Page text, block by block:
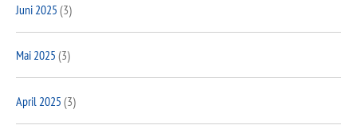
Juni 2025 (3)
Mai 2025 (3)
April 2025 (3)